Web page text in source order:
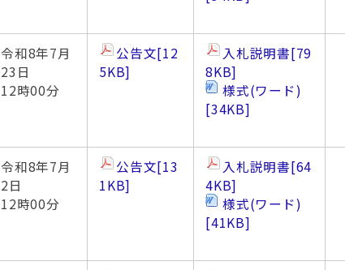
令和8年7月
23日
12時00分
公告文[12
5KB]
入札説明書[79
8KB]
様式(ワード)
[34KB]
令和8年7月
2日
12時00分
公告文[13
1KB]
入札説明書[64
4KB]
様式(ワード)
[41KB]